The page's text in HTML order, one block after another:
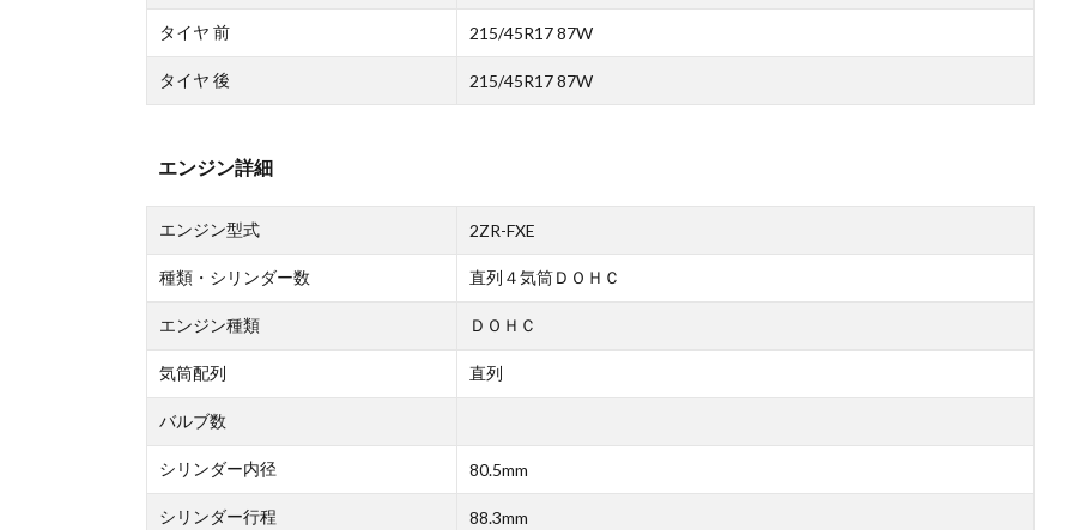
タイヤ 前 215/45R17 87W
タイヤ 後 215/45R17 87W
エンジン詳細
エンジン型式 2ZR-FXE
種類・シリンダー数 直列４気筒ＤＯＨＣ
エンジン種類 ＤＯＨＣ
気筒配列 直列
バルブ数
シリンダー内径 80.5mm
シリンダー行程 88.3mm